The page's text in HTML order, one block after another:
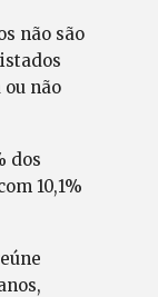
não são
não
dos
10,1%